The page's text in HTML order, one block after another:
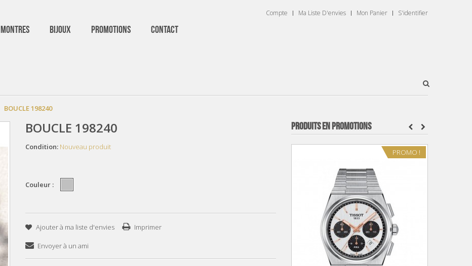
Compte Ma Liste D'envies Mon Panier S'identifier
MONTRES BIJOUX PROMOTIONS CONTACT
BOUCLE 198240
BOUCLE 198240
Condition: Nouveau produit
Couleur :
Ajouter à ma liste d'envies Imprimer
Envoyer à un ami
PRODUITS EN PROMOTIONS
PROMO !